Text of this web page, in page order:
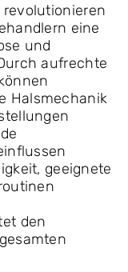
eine
und
aufrechte
Halsmechanik
geeignete
den